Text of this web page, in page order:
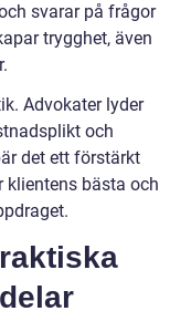
svarar på frågor
trygghet, även
Advokater lyder
och
det ett förstärkt
klientens bästa och